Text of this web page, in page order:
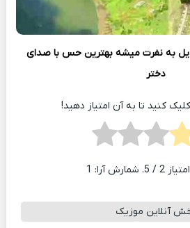
به نفرت میشه بهترین حس با صدای
دختر
کنید تا به آن امتیاز دهید!
2 / 5. شمارش آرا: 1
آنلاین موزیک